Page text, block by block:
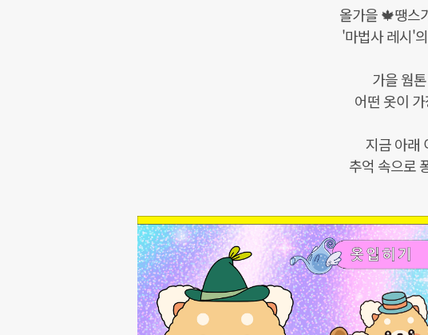
올가을 🍁땡스
'마법사 레시'
가을 웜
어떤 옷이
지금 아래
추억 속으로